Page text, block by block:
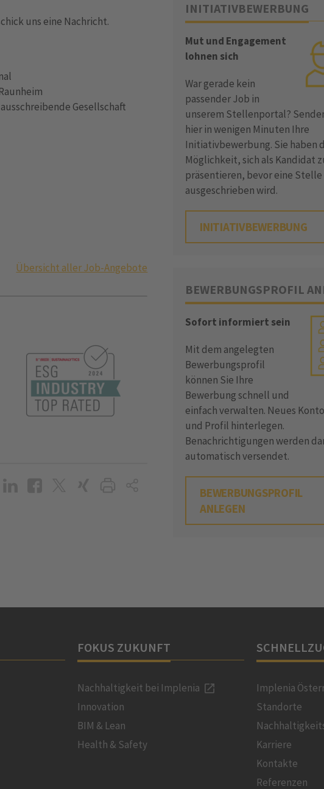
uns eine Nachricht.
Gesellschaft
Übersicht aller Job-Angebote
INITIATIVBEWERBUNG
Mut und Engagement
lohnen sich
War gerade kein
passender Job in
unserem Stellenportal?
hier in wenigen Minuten Ihre
Initiativbewerbung. Sie haben
Möglichkeit, sich als Kandidat
präsentieren, bevor eine Stelle
ausgeschrieben wird.
INITIATIVBEWERBUNG
BEWERBUNGSPROFIL
Sofort informiert sein
Mit dem angelegten
Bewerbungsprofil
können Sie Ihre
Bewerbung schnell und
einfach verwalten. Neues
und Profil hinterlegen.
Benachrichtigungen werden
automatisch versendet.
BEWERBUNGSPROFIL
ANLEGEN
FOKUS ZUKUNFT
Nachhaltigkeit bei Implenia
Innovation
BIM & Lean
Health & Safety
Implenia
Standorte
Karriere
Kontakte
Referenzen